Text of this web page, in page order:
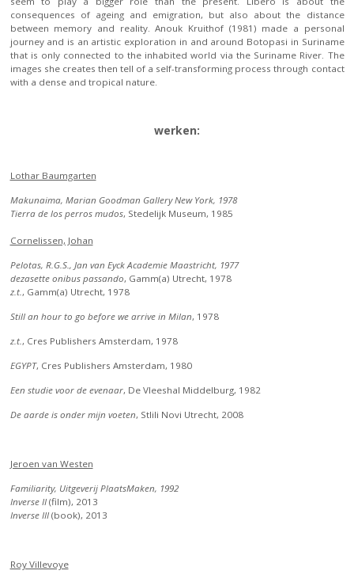
consequences of ageing and emigration, but also about the distance
between memory and reality. Anouk Kruithof (1981) made a personal
journey and is an artistic exploration in and around Botopasi in Suriname
that is only connected to the inhabited world via the Suriname River. The
images she creates then tell of a self-transforming process through contact
with a dense and tropical nature.
werken:
Lothar Baumgarten
Makunaima, Marian Goodman Gallery New York, 1978
Tierra de los perros mudos, Stedelijk Museum, 1985
Cornelissen, Johan
Pelotas, R.G.S., Jan van Eyck Academie Maastricht, 1977
dezasette onibus passando, Gamm(a) Utrecht, 1978
z.t., Gamm(a) Utrecht, 1978
Still an hour to go before we arrive in Milan, 1978
z.t., Cres Publishers Amsterdam, 1978
EGYPT, Cres Publishers Amsterdam, 1980
Een studie voor de evenaar, De Vleeshal Middelburg, 1982
De aarde is onder mijn voeten, Stlili Novi Utrecht, 2008
Jeroen van Westen
Familiarity, Uitgeverij PlaatsMaken, 1992
Inverse II(film), 2013
Inverse III(book), 2013
Roy Villevoye